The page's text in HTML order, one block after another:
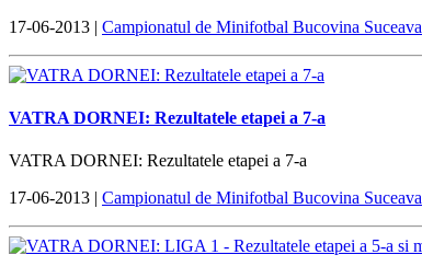
17-06-2013 | Campionatul de Minifotbal Bucovina Suceava
VATRA DORNEI: Rezultatele etapei a 7-a
VATRA DORNEI: Rezultatele etapei a 7-a
17-06-2013 | Campionatul de Minifotbal Bucovina Suceava